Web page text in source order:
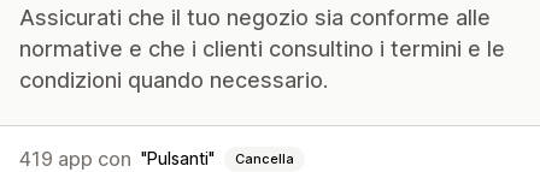
Assicurati che il tuo negozio sia conforme alle
normative e che i clienti consultino i termini e le
condizioni quando necessario.
419 app con Pulsanti Cancella